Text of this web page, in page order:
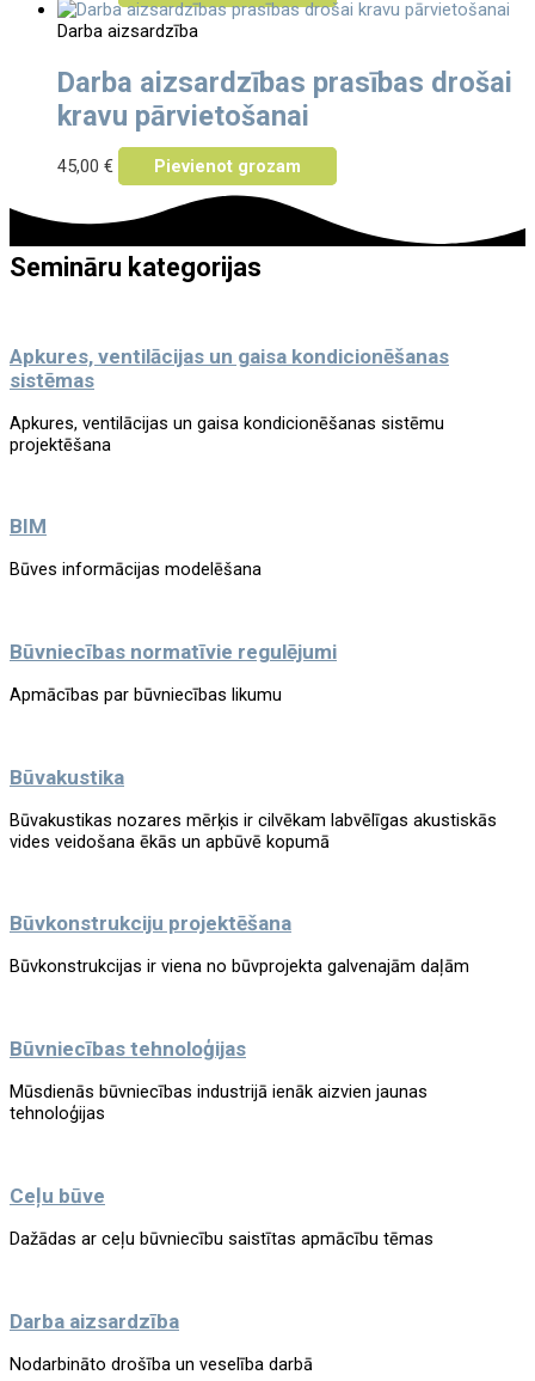
Darba aizsardzība
Darba aizsardzības prasības drošai
kravu pārvietošanai
45,00 € Pievienot grozam
Semināru kategorijas
Apkures, ventilācijas un gaisa kondicionēšanas
sistēmas
Apkures, ventilācijas un gaisa kondicionēšanas sistēmu
projektēšana
BIM
Būves informācijas modelēšana
Būvniecības normatīvie regulējumi
Apmācības par būvniecības likumu
Būvakustika
Būvakustikas nozares mērķis ir cilvēkam labvēlīgas akustiskās
vides veidošana ēkās un apbūvē kopumā
Būvkonstrukciju projektēšana
Būvkonstrukcijas ir viena no būvprojekta galvenajām daļām
Būvniecības tehnoloģijas
Mūsdienās būvniecības industrijā ienāk aizvien jaunas
tehnoloģijas
Ceļu būve
Dažādas ar ceļu būvniecību saistītas apmācību tēmas
Darba aizsardzība
Nodarbināto drošība un veselība darbā